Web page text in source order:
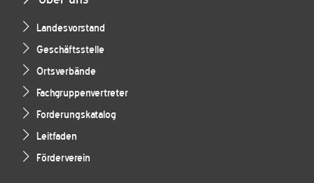
Landesvorstand
Geschäftsstelle
Ortsverbände
Fachgruppenvertreter
Forderungskatalog
Leitfaden
Förderverein